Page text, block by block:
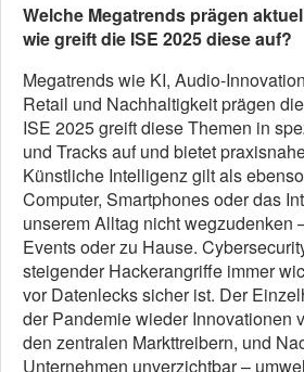
Welche Megatrends prägen
wie greift die ISE 2025 diese auf?
Megatrends wie KI, Audio-
Retail und Nachhaltigkeit prägen
ISE 2025 greift diese Themen in
und Tracks auf und bietet
Künstliche Intelligenz gilt als
Computer, Smartphones oder das
unserem Alltag nicht wegzudenken
Events oder zu Hause.
steigender Hackerangriffe immer
vor Datenlecks sicher ist. Der
der Pandemie wieder Innovationen
den zentralen Markttreibern, und
Unternehmen unverzichtbar –